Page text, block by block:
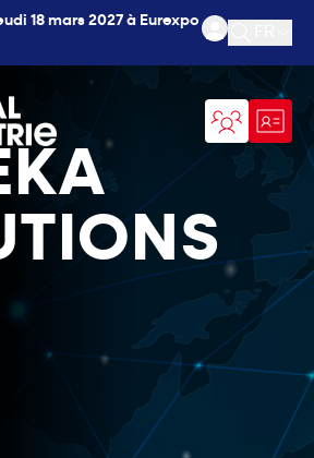
18 mars 2027 à Eurexpo
Ouvrir